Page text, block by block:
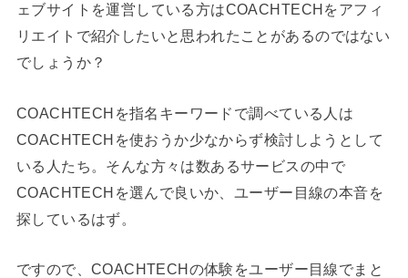
ェブサイトを運営している方はCOACHTECHをアフィ
リエイトで紹介したいと思われたことがあるのではない
でしょうか？
COACHTECHを指名キーワードで調べている人は
COACHTECHを使おうか少なからず検討しようとして
いる人たち。そんな方々は数あるサービスの中で
COACHTECHを選んで良いか、ユーザー目線の本音を
探しているはず。
ですので、COACHTECHの体験をユーザー目線でまと